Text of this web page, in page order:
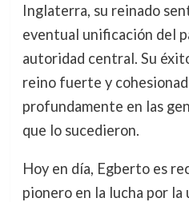
Inglaterra, su reinado
eventual unificación del
autoridad central. Su
reino fuerte y
profundamente en las
que lo sucedieron.
Hoy en día, Egberto es
pionero en la lucha por la